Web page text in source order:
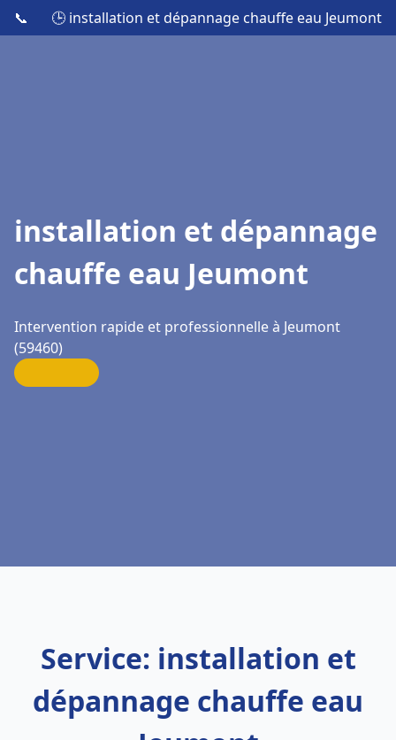
📞 🕒 installation et dépannage chauffe eau Jeumont
installation et dépannage
chauffe eau Jeumont
Intervention rapide et professionnelle à Jeumont
(59460)
Service: installation et
dépannage chauffe eau